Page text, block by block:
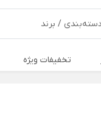
تخفیفات ویژه